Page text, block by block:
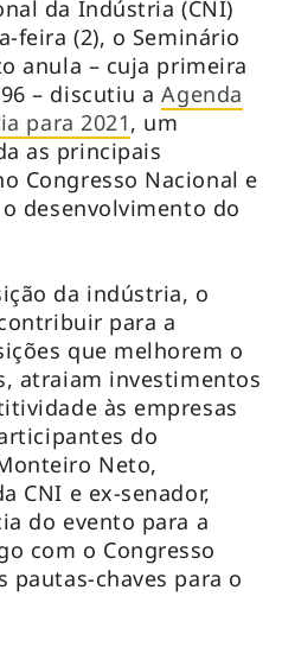
da Indústria (CNI)
feira (2), o Seminário
anula – cuja primeira
– discutiu aAgenda
para 2021, um
as principais
Congresso Nacional e
desenvolvimento do
da indústria, o
para a
que melhorem o
atraiam investimentos
às empresas
do
Neto,
CNI e ex-senador,
do evento para a
com o Congresso
pautas-chaves para o